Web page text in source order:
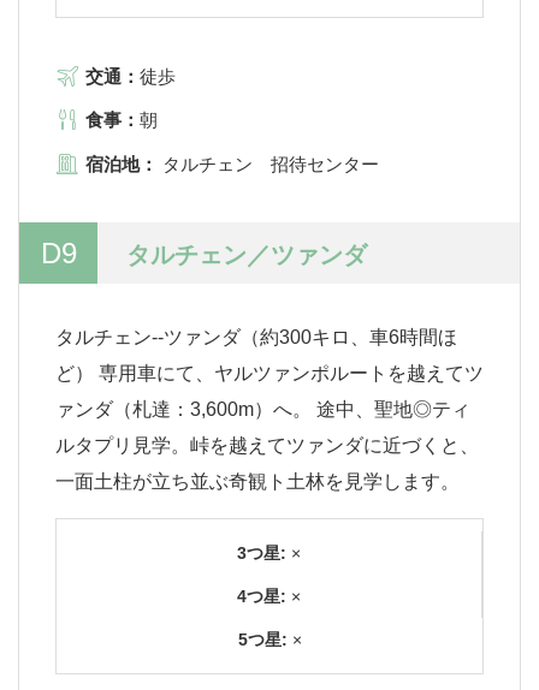
交通： 徒歩
食事： 朝
宿泊地： タルチェン 招待センター
D9 タルチェン／ツァンダ
タルチェン--ツァンダ（約300キロ、車6時間ほ
ど） 専用車にて、ヤルツァンポルートを越えてツ
ァンダ（札達：3,600m）へ。 途中、聖地◎ティ
ルタプリ見学。峠を越えてツァンダに近づくと、
一面土柱が立ち並ぶ奇観ト土林を見学します。
3つ星: ×
4つ星: ×
5つ星: ×